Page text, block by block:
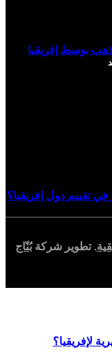
بوسط إفريقيا
في تقييم دول إفريقيا؟
لإفريقيا؟
. تطوير شركةبُنّاج